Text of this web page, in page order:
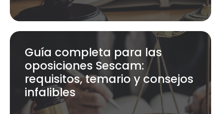
Guía completa para las
oposiciones Sescam:
requisitos, temario y consejos
infalibles